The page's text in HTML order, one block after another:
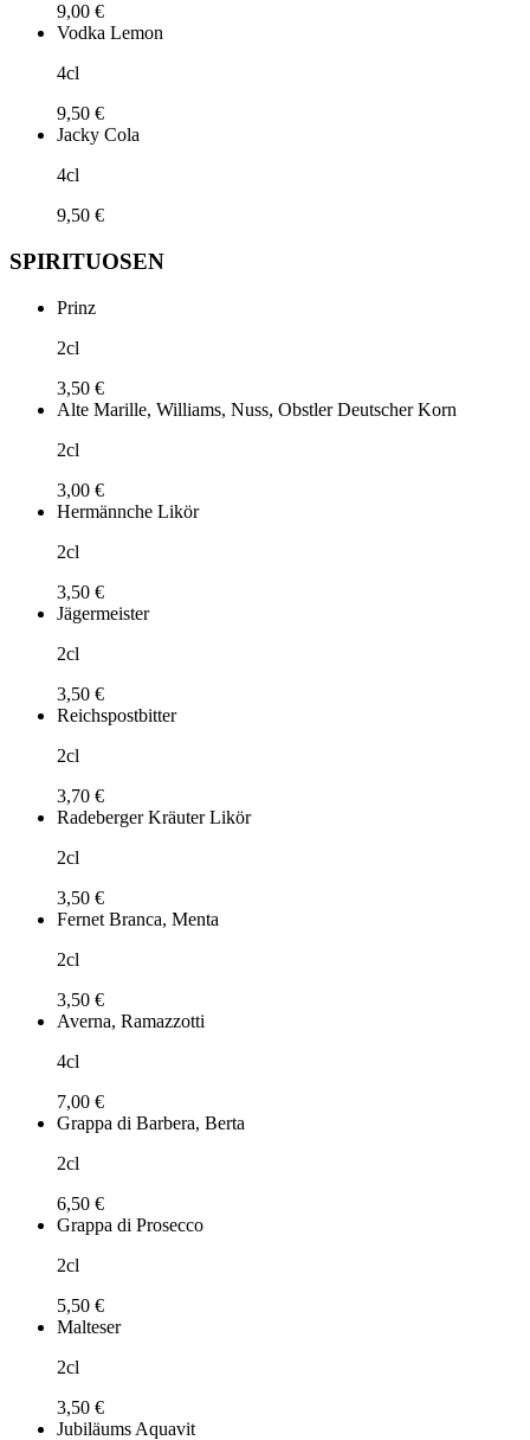
9,00 €
Vodka Lemon
4cl
9,50 €
Jacky Cola
4cl
9,50 €
SPIRITUOSEN
Prinz
2cl
3,50 €
Alte Marille, Williams, Nuss, Obstler Deutscher Korn
2cl
3,00 €
Hermännche Likör
2cl
3,50 €
Jägermeister
2cl
3,50 €
Reichspostbitter
2cl
3,70 €
Radeberger Kräuter Likör
2cl
3,50 €
Fernet Branca, Menta
2cl
3,50 €
Averna, Ramazzotti
4cl
7,00 €
Grappa di Barbera, Berta
2cl
6,50 €
Grappa di Prosecco
2cl
5,50 €
Malteser
2cl
3,50 €
Jubiläums Aquavit